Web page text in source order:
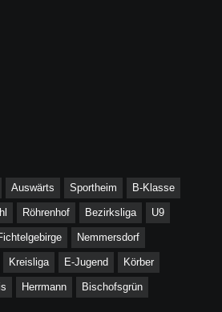
Auswärts Sportheim B-Klasse
Röhrenhof Bezirksliga U9
Nemmersdorf
Kreisliga E-Jugend Körber
Herrmann Bischofsgrün